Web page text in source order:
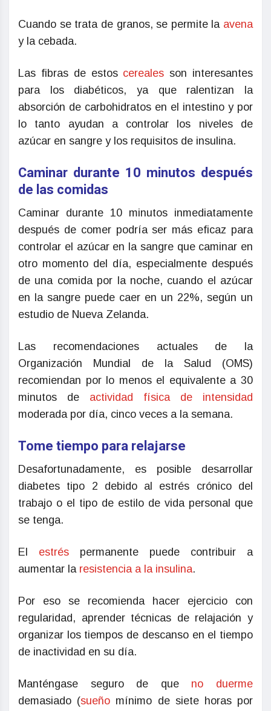
Cuando se trata de granos, se permite la avena
y la cebada.
Las fibras de estos cereales son interesantes
para los diabéticos, ya que ralentizan la
absorción de carbohidratos en el intestino y por
lo tanto ayudan a controlar los niveles de
azúcar en sangre y los requisitos de insulina.
Caminar durante 10 minutos después
de las comidas
Caminar durante 10 minutos inmediatamente
después de comer podría ser más eficaz para
controlar el azúcar en la sangre que caminar en
otro momento del día, especialmente después
de una comida por la noche, cuando el azúcar
en la sangre puede caer en un 22%, según un
estudio de Nueva Zelanda.
Las recomendaciones actuales de la
Organización Mundial de la Salud (OMS)
recomiendan por lo menos el equivalente a 30
minutos de actividad física de intensidad
moderada por día, cinco veces a la semana.
Tome tiempo para relajarse
Desafortunadamente, es posible desarrollar
diabetes tipo 2 debido al estrés crónico del
trabajo o el tipo de estilo de vida personal que
se tenga.
El estrés permanente puede contribuir a
aumentar la resistencia a la insulina.
Por eso se recomienda hacer ejercicio con
regularidad, aprender técnicas de relajación y
organizar los tiempos de descanso en el tiempo
de inactividad en su día.
Manténgase seguro de que no duerme
demasiado (sueño mínimo de siete horas por